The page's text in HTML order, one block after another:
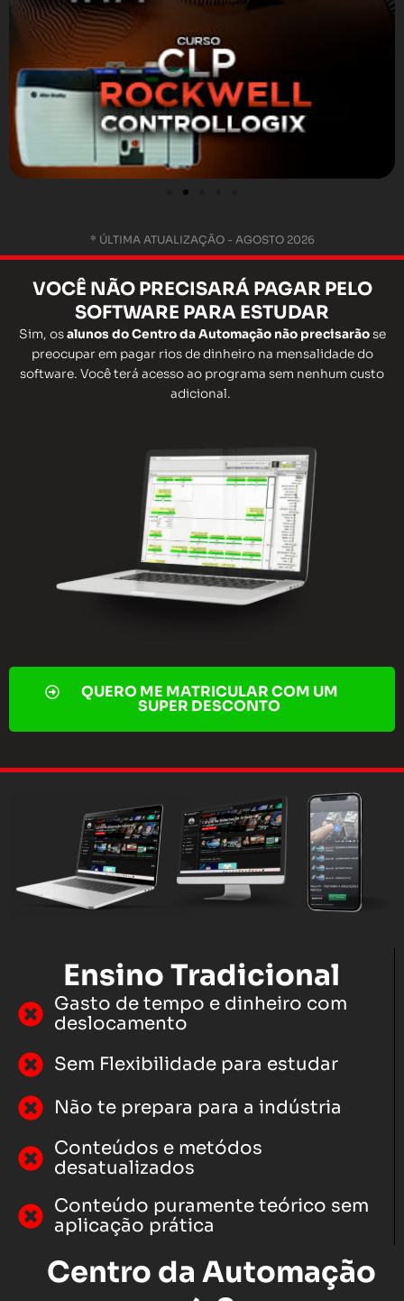
* ÚLTIMA ATUALIZAÇÃO - AGOSTO 2026
VOCÊ NÃOPRECISARÁ PAGAR PELO
SOFTWARE PARA ESTUDAR
Sim, osalunos do Centro da Automação não precisarãose
preocupar em pagar rios de dinheiro na mensalidade do
software. Você terá acesso ao programa sem nenhum custo
adicional.
QUERO ME MATRICULAR COM UM
SUPER DESCONTO
Ensino Tradicional
Gasto de tempo e dinheiro com
deslocamento
Sem Flexibilidade para estudar
Não te prepara para a indústria
Conteúdos e metódos
desatualizados
Conteúdo puramente teórico sem
aplicação prática
Centro da Automação